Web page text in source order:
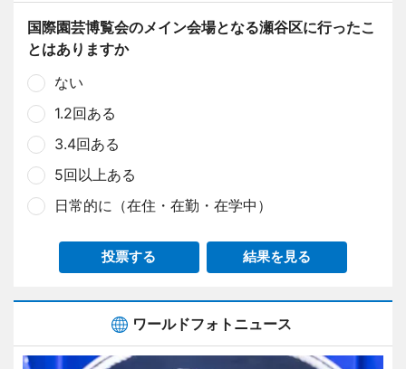
国際園芸博覧会のメイン会場となる瀬谷区に行ったこ
とはありますか
ない
1.2回ある
3.4回ある
5回以上ある
日常的に（在住・在勤・在学中）
投票する 結果を見る
ワールドフォトニュース